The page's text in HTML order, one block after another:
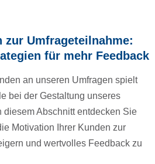
zur Umfrageteilnahme:
für mehr Feedback
an unseren Umfragen spielt
bei der Gestaltung unseres
diesem Abschnitt entdecken Sie
Motivation Ihrer Kunden zur
und wertvolles Feedback zu